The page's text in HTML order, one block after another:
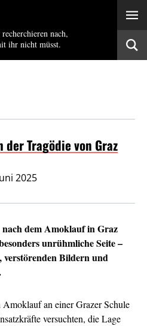
nach,
ihr nicht müsst.
Tragödie von Graz
2025
dem Amoklauf in Graz
unrühmliche Seite –
verstörenden Bildern und
an einer Grazer Schule
versuchten, die Lage